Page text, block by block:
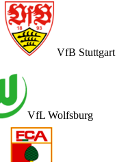
VfB Stuttgart
VfL Wolfsburg